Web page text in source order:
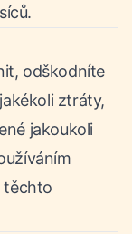
odškodníte
ztráty,
jakoukoli
těchto